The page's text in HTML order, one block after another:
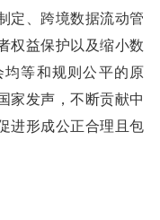
定、跨境数据流动管
权益保护以及缩小数
等和规则公平的原
家发声，不断贡献中
进形成公正合理且包